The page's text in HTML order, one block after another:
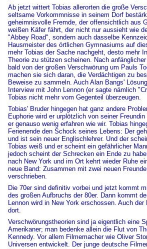
Ab jetzt wittert Tobias allerorten die große
seltsame Vorkommnisse in seinem Dorf
geheimnisvolle Fremde, der offensichtlich aus
weißen Käfer fährt, der nicht nur aussieht wie
"Abbey Road", sondern auch dasselbe
Hausmeister des örtlichen Gymnasiums auf
mehr Tobias der Sache nachgeht, desto mehr
Theorie zu stützen scheinen. Nach
bald von der großen Verschwörung um Pauls
machen sie sich daran, die Verdächtigen zu
Beweise zu sammeln. Auch Alan Bangs'
Interview mit John Lennon (er sagte nämlich
Tobias nicht mehr vom Gegenteil überzeugen.
Tobias' Bruder hingegen hat ganz andere
Euphorie wird er urplötzlich von seiner
er genauso wenig erfahren wie wir. Tobias
Ferienende den Schock seines Lebens: Der
und ist sein neuer Englischlehrer. Und der
Tobias weiß und er scheint ein gefährlicher
jedoch scheint der Schrecken ein Ende zu
nach New York und im Ort kehrt wieder Ruhe
neue Band: Zusammen mit zwei neuen
verschrieben.
Die 70er sind definitiv vorbei und jetzt kommt
des großen Aufbruchs der 80er. Dann kommt
Lennon wird in New York erschossen. Auch
dort.
Verschwörungstheorien sind ja eigentlich eine
Amerikaner; man bedenke allein die Flut von
Kennedy. Vor allem Filmemacher wie Oliver
Universen entwickelt. Der junge deutsche